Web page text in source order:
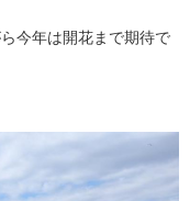
今年は開花まで期待で